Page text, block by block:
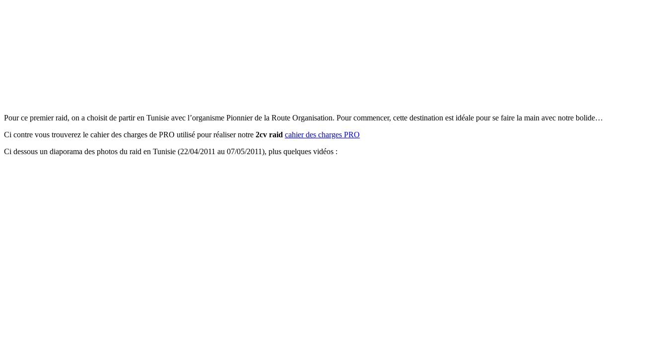
Pour ce premier raid, on a choisit de partir en Tunisie avec l’organisme Pionnier de la Route Organisation. Pour commencer, cette destination est idéale pour se faire la main avec notre bolide…
Ci contre vous trouverez le cahier des charges de PRO utilisé pour réaliser notre 2cv raid cahier des charges PRO
Ci dessous un diaporama des photos du raid en Tunisie (22/04/2011 au 07/05/2011), plus quelques vidéos :